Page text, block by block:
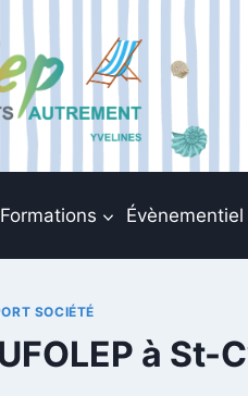
Formations Évènementiel
SOCIÉTÉ
à St-